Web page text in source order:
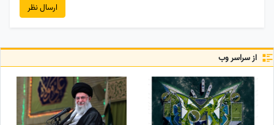
ارسال نظر
از سراسر وب